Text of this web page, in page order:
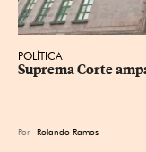
POLÍTICA
Suprema Corte
Por Rolando Ramos